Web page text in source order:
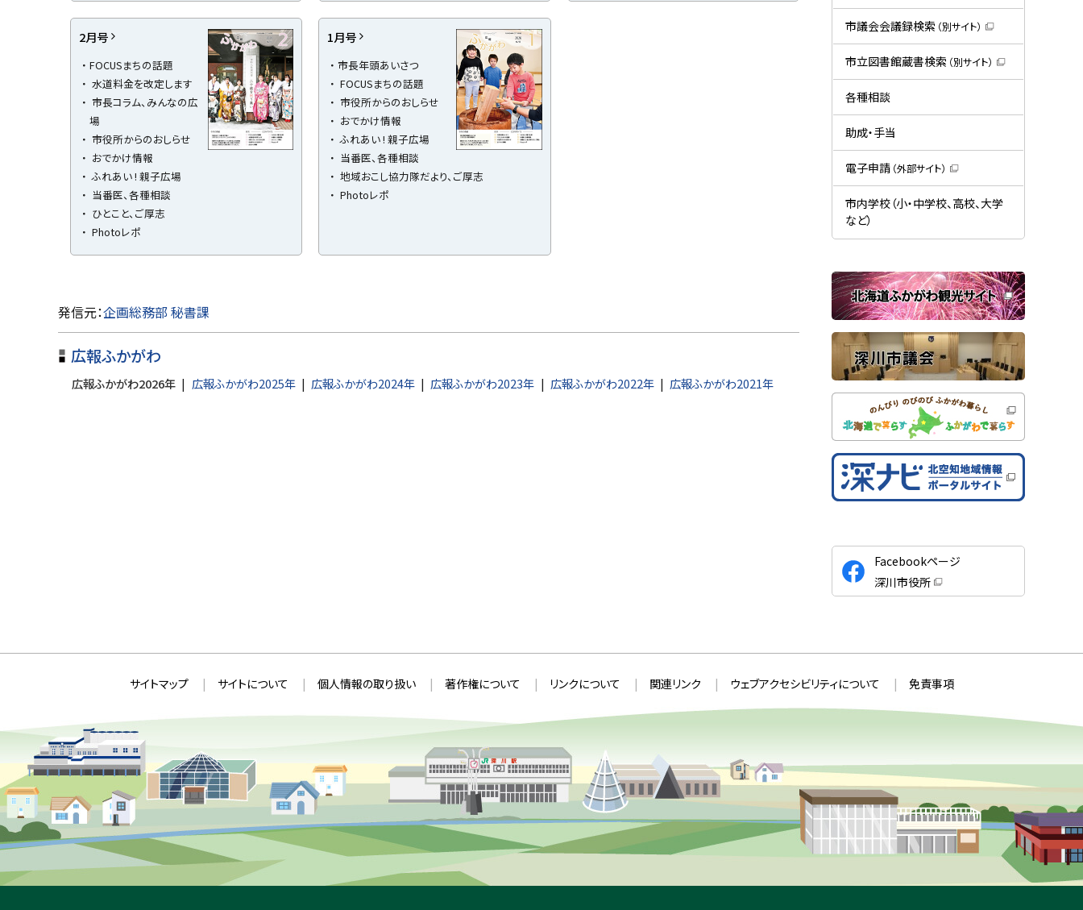
2月号
FOCUSまちの話題
水道料金を改定します
市長コラム、みんなの広
場
市役所からのおしらせ
おでかけ情報
ふれあい ! 親子広場
当番医、各種相談
ひとこと、ご厚志
Photoレポ
1月号
市長年頭あいさつ
FOCUSまちの話題
市役所からのおしらせ
おでかけ情報
ふれあい ! 親子広場
当番医、各種相談
地域おこし協力隊だより、ご厚志
Photoレポ
ト
ッ
プ
に
発信元：企画総務部 秘書課
広報ふかがわ
広報ふかがわ2026年 広報ふかがわ2025年 広報ふかがわ2024年 広報ふかがわ2023年 広報ふかがわ2022年 広報ふかがわ2021年
き
ま
す
）
市議会会議録検索 （別サイト）
新
規
ウ
ィ
ウ
き
）
市立図書館蔵書検索 （別サイト）
新
ィ
ウ
き
ま
す
各種相談
助成・手当
電子申請 （外部サイト）
新
規
ウ
ン
で
開
き
ま
す
市内学校（小・中学校、高校、大学
など）
関
連
サ
イ
ト
公
式
S
Facebookページ
深川市役所
（
ン
で
ま
ュ
ー
へ
戻
ト
情
報
サイトマップ サイトについて 個人情報の取り扱い 著作権について リンクについて 関連リンク ウェブアクセシビリティについて 免責事項